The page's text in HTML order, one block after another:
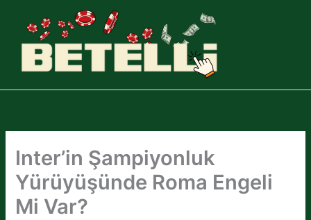
Inter’in Şampiyonluk
Yürüyüşünde Roma Engeli
Mi Var?